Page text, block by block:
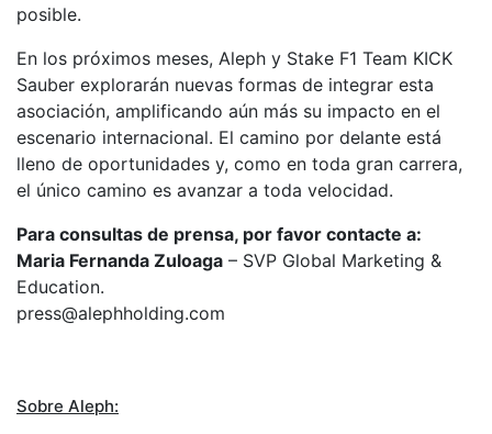
posible.
En los próximos meses, Aleph y Stake F1 Team KICK
Sauber explorarán nuevas formas de integrar esta
asociación, amplificando aún más su impacto en el
escenario internacional. El camino por delante está
lleno de oportunidades y, como en toda gran carrera,
el único camino es avanzar a toda velocidad.
Para consultas de prensa, por favor contacte a:
Maria Fernanda Zuloaga – SVP Global Marketing &
Education.
press@alephholding.com
Sobre Aleph: